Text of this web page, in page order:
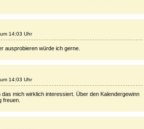
14:03 Uhr
ausprobieren würde ich gerne.
14:03 Uhr
mich wirklich interessiert. Über den Kalendergewinn
freuen.